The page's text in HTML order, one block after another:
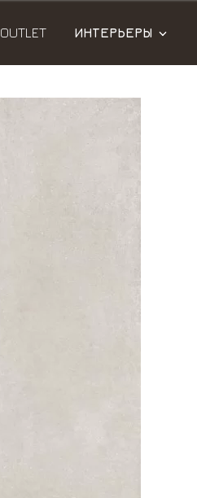
OUTLET ИНТЕРЬЕРЫ